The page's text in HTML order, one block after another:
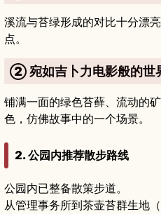
溪流与苔绿形成的对比十分漂
点。
② 宛如吉卜力电影般的世
铺满一面的绿色苔藓、流动的
色，仿佛故事中的一个场景。
2. 公园内推荐散步路线
公园内已整备散策步道。
从管理事务所到茶壶苔群生地